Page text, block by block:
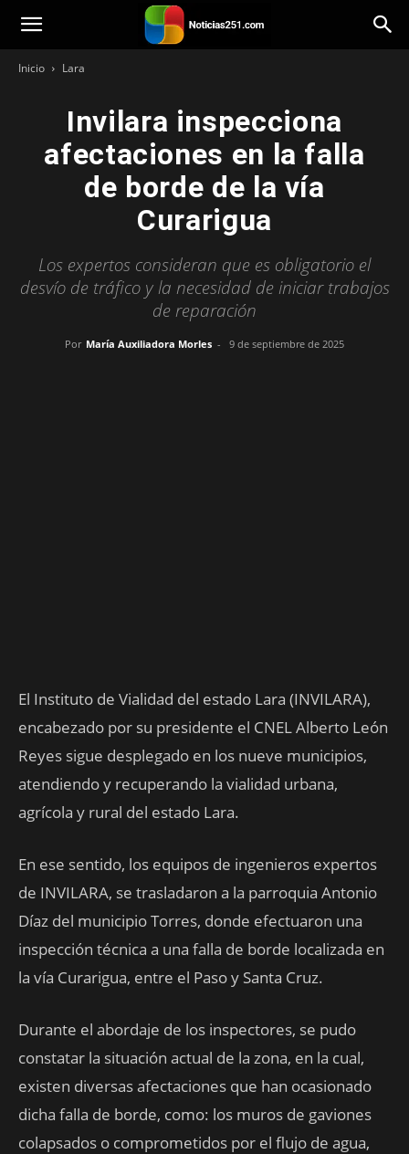
Noticias251
Inicio Lara
Invilara inspecciona
afectaciones en la falla
de borde de la vía
Curarigua
Los expertos consideran que es obligatorio el
desvío de tráfico y la necesidad de iniciar trabajos
de reparación
Por María Auxiliadora Morles - 9 de septiembre de 2025
El Instituto de Vialidad del estado Lara (INVILARA),
encabezado por su presidente el CNEL Alberto León
Reyes sigue desplegado en los nueve municipios,
atendiendo y recuperando la vialidad urbana,
agrícola y rural del estado Lara.
En ese sentido, los equipos de ingenieros expertos
de INVILARA, se trasladaron a la parroquia Antonio
Díaz del municipio Torres, donde efectuaron una
inspección técnica a una falla de borde localizada en
la vía Curarigua, entre el Paso y Santa Cruz.
Durante el abordaje de los inspectores, se pudo
constatar la situación actual de la zona, en la cual,
existen diversas afectaciones que han ocasionado
dicha falla de borde, como: los muros de gaviones
colapsados o comprometidos por el flujo de agua,